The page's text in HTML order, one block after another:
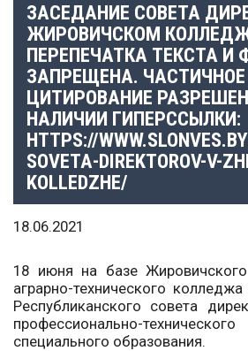
ЗАСЕДАНИЕ СОВЕТА
ЖИРОВИЧСКОМ
ПЕРЕПЕЧАТКА ТЕКСТА И
ЗАПРЕЩЕНА. ЧАСТИЧНОЕ
ЦИТИРОВАНИЕ
НАЛИЧИИ ГИПЕРССЫЛКИ:
HTTPS://
SOVETA-DIREKTOROV-V-
KOLLEDZHE/
18.06.2021
18 июня на базе Жировичского
аграрно-технического
Республиканского совета
профессионально-
специального образования.